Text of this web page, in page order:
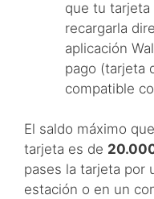
que tu tarjeta
recargarla
aplicación
pago (tarjeta
compatible
El saldo máximo
tarjeta es de
pases la tarjeta por
estación o en un